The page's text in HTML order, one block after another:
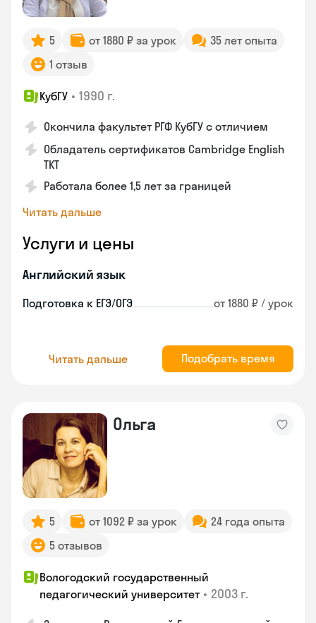
5 от 1880 ₽ за урок
35 лет опыта
1 отзыв
КубГУ • 1990 г.
Окончила факультет РГФ КубГУ с отличием
Обладатель сертификатов Cambridge English
TKT
Работала более 1,5 лет за границей
Читать дальше
Услуги и цены
Английский язык
Подготовка к ЕГЭ/ОГЭ от 1880 ₽ / урок
Читать дальше Подобрать время
Ольга
5 от 1092 ₽ за урок
24 года опыта
5 отзывов
Вологодский государственный
педагогический университет • 2003 г.